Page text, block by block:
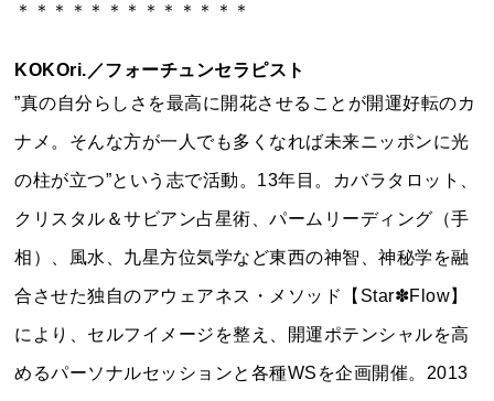
＊＊＊＊＊＊＊＊＊＊＊＊＊
KOKOri. ／フォーチュンセラピスト
”真の自分らしさを最高に開花させることが開運好転のカ
ナメ。そんな方が一人でも多くなれば未来ニッポンに光
の柱が立つ”という志で活動。13年目。カバラタロット、
クリスタル＆サビアン占星術、パームリーディング（手
相）、風水、九星方位気学など東西の神智、神秘学を融
合させた独自のアウェアネス・メソッド【Star✽Flow】
により、セルフイメージを整え、開運ポテンシャルを高
めるパーソナルセッションと各種WSを企画開催。2013